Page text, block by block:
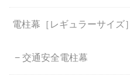
電柱幕［レギュラーサイズ］
交通安全電柱幕